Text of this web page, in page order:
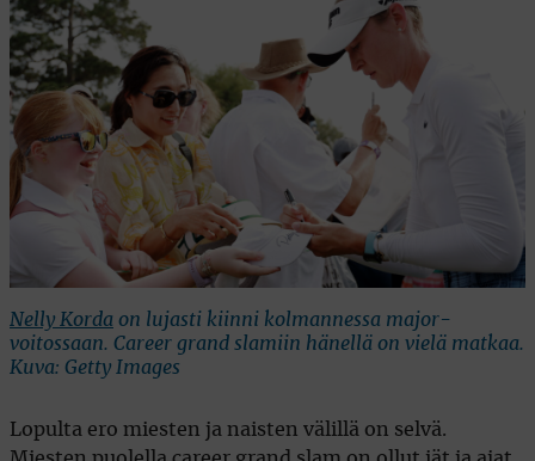
Nelly Korda on lujasti kiinni kolmannessa major-
voitossaan. Career grand slamiin hänellä on vielä matkaa.
Kuva: Getty Images
Lopulta ero miesten ja naisten välillä on selvä.